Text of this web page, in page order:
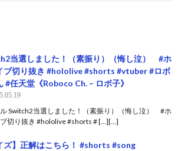
当選しました！（素振り）（悔し泣） #ホ
ブ切り抜き #hololive #shorts #vtuber #ロボ
#任天堂《Roboco Ch. – ロボ子》
Switch2当選しました！（素振り）（悔し泣） #ホ
切り抜き #hololive #shorts # […][…]
ズ】正解はこちら！ #shorts #song